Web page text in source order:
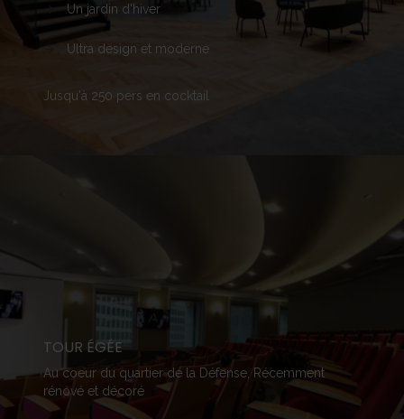
Un jardin d'hiver
Ultra design et moderne
Jusqu'à 250 pers en cocktail
TOUR ÉGÉE
Aucoeur du quartier de la Défense, Récemment
rénové et décoré